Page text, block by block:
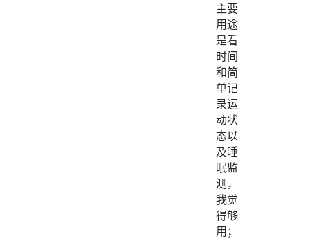
主要
用途
是看
时间
和简
单记
录运
动状
态以
及睡
眠监
测，
我觉
得够
用；